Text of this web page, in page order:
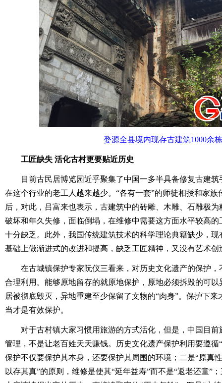
婺源全县境内现存古建筑1000余栋
工匠缺失 活化古村更要贴近历史
目前古民居博览园近乎聚集了中国一多半具备修复古建筑
在这个行业的老工人越来越少。“各有一套”的师徒相授和家
后，对此，吕富来也表示，古建筑中的砖雕、木雕、石雕极
破坏和年久失修，面临倒塌，在维修中需要这方面水平较高
十分缺乏。此外，我国传统建筑技术的科学理论典籍缺少，
基础上做渐进式的改进和提高，缺乏工匠精神，又没有艺术创
在古城镇保护专家阮仪三看来，对历史文化遗产的保护，
合理利用。能够原地留存的就原地保护，原地必须拆毁的可
居被彻底毁灭，异地重建至少保留了文物的“肉身”。保护下
当才是有效保护。
对于古村镇大家习惯用旅游的方式活化，但是，中国目前
管理，不是让老百姓天天赚钱。历史文化遗产保护利用要遵循
保护不仅要保护其本身，还要保护其周围的环境；二是“原真
以存其真”的原则，维修是使其“延年益寿”而不是“返老还童”